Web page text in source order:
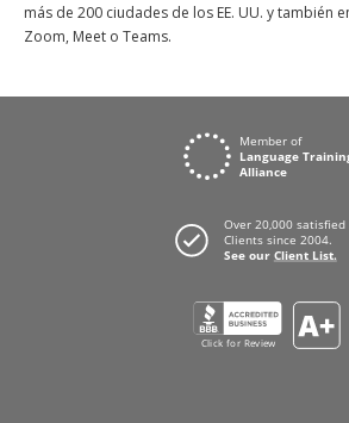
más de 200 ciudades de los EE. UU. y también
Zoom, Meet o Teams.